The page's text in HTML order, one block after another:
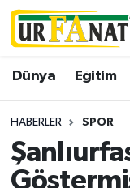
Dünya Eğitim
HABERLER SPOR
Trafik
Süper Lig
Tüm